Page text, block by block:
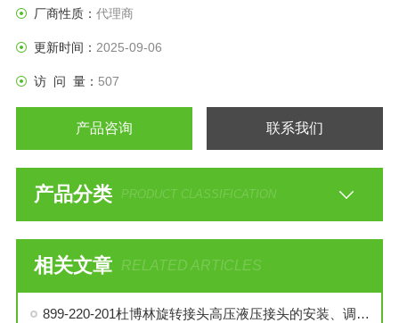
厂商性质： 代理商
更新时间： 2025-09-06
访 问 量： 507
产品咨询 联系我们
产品分类 PRODUCT CLASSIFICATION
相关文章 RELATED ARTICLES
899-220-201杜博林旋转接头高压液压接头的安装、调试与维护技巧